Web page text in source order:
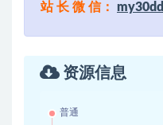
站 长 微 信： my30dd
资源信息
普通